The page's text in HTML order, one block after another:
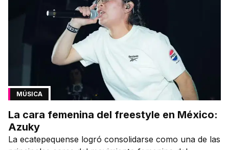
MÚSICA
La cara femenina del freestyle en México:
Azuky
La ecatepequense logró consolidarse como una de las